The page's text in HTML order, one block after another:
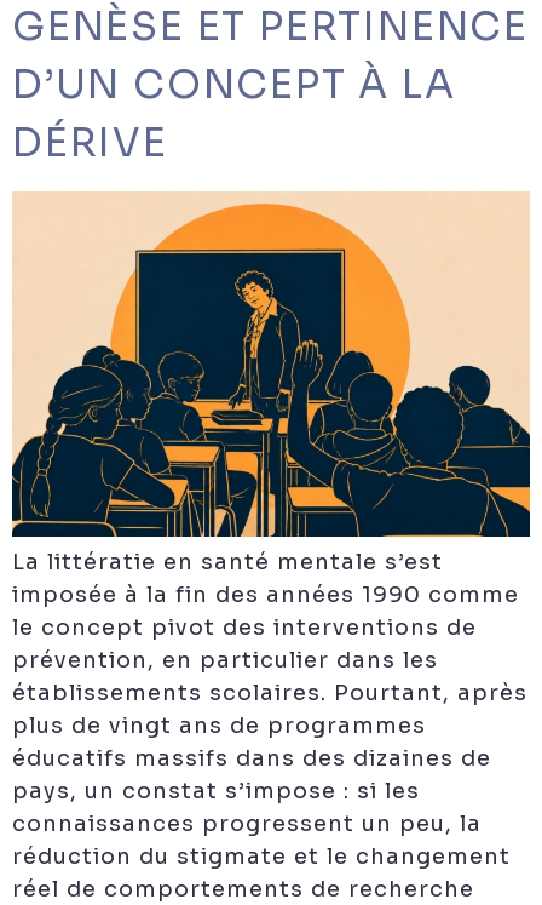
GENÈSE ET PERTINENCE
D’UN CONCEPT À LA
DÉRIVE
La littératie en santé mentale s’est
imposée à la fin des années 1990 comme
le concept pivot des interventions de
prévention, en particulier dans les
établissements scolaires. Pourtant, après
plus de vingt ans de programmes
éducatifs massifs dans des dizaines de
pays, un constat s’impose : si les
connaissances progressent un peu, la
réduction du stigmate et le changement
réel de comportements de recherche